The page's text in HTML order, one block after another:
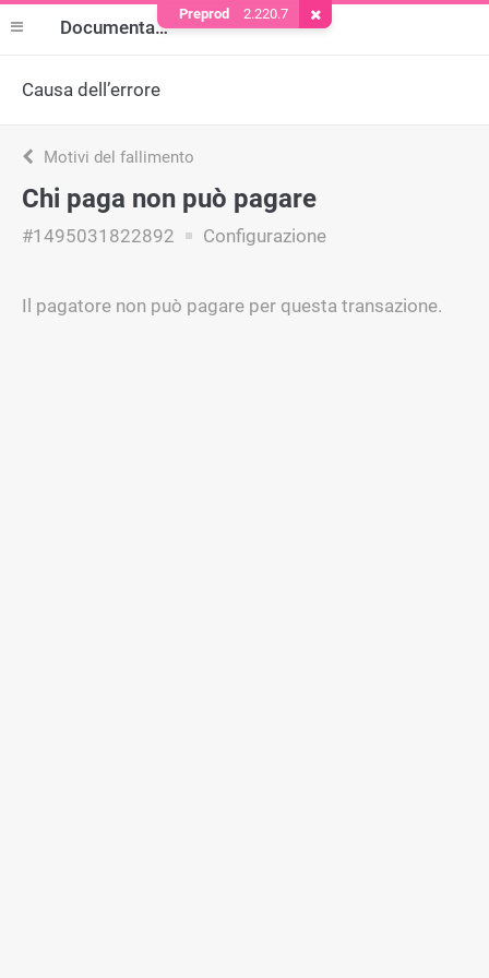
Documentazione
Causa dell’errore
Motivi del fallimento
Chi paga non può pagare
#1495031822892 Configurazione
Il pagatore non può pagare per questa transazione.
Preprod 2.220.7 Rimuovere il cookie